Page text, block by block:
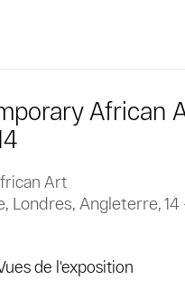
African
Art
Londres, Angleterre,14
de l'exposition